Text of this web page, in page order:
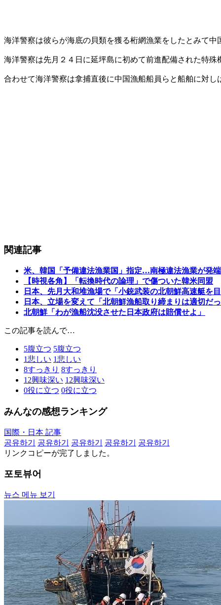
海洋警察は彼らが海底の貝類を獲る桁網漁業をしたとみて
海洋警察は先月２４日に延坪島に初めて前進配備された特
合わせて海洋警察は拿捕直後に中国漁船船員らと船舶に対
関連記事
米、韓国「予備違法漁業国」指定…南極違法漁業が発端
【時視各角】「転換時代の論理」で傷ついた韓米同盟
日本、先月大和堆漁場で「小銃武装の北朝鮮高速艇を目
日本、立場を変えて「北朝鮮漁船取り締まりは適切だ
北朝鮮「わが漁船沈没させた日本政府は賠償せよ」
この記事を読んで…
5腹立つ 5腹立つ
1悲しい 1悲しい
8すっきり 8すっきり
12興味深い 12興味深い
0役に立つ 0役に立つ
みんなの感想ランキング
国際・日本 記事
공유하기
공유하기 공유하기 공유하기
공유하기
リンクコピーが完了しました。
포토뷰어
뉴스 메뉴 보기